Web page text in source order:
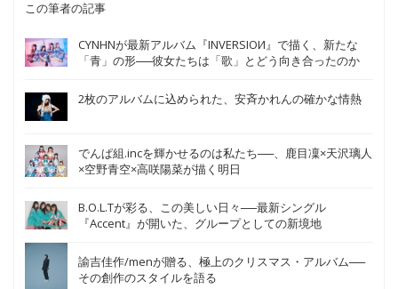
この筆者の記事
CYNHNが最新アルバム『INVERSIOИ』で描く、新たな
「青」の形──彼女たちは「歌」とどう向き合ったのか
2枚のアルバムに込められた、安斉かれんの確かな情熱
でんぱ組.incを輝かせるのは私たち──、鹿目凜×天沢璃人
×空野青空×高咲陽菜が描く明日
B.O.L.Tが彩る、この美しい日々──最新シングル
『Accent』が開いた、グループとしての新境地
諭吉佳作/menが贈る、極上のクリスマス・アルバム──
その創作のスタイルを語る